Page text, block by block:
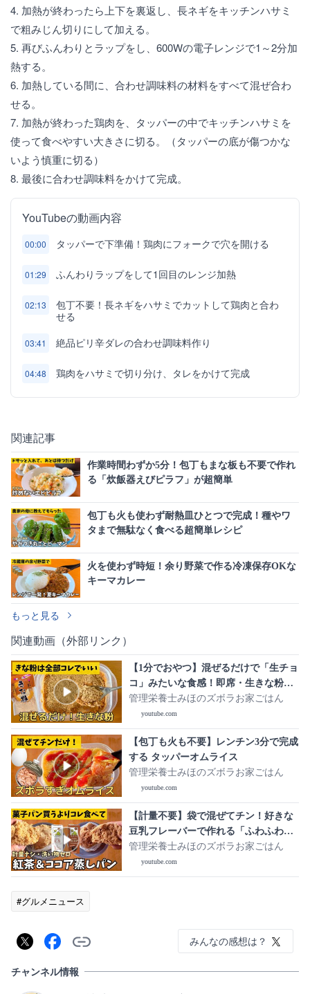
4. 加熱が終わったら上下を裏返し、長ネギをキッチンハサミ
で粗みじん切りにして加える。
5. 再びふんわりとラップをし、600Wの電子レンジで1～2分加
熱する。
6. 加熱している間に、合わせ調味料の材料をすべて混ぜ合わ
せる。
7. 加熱が終わった鶏肉を、タッパーの中でキッチンハサミを
使って食べやすい大きさに切る。（タッパーの底が傷つかな
いよう慎重に切る）
8. 最後に合わせ調味料をかけて完成。
YouTubeの動画内容
00:00 タッパーで下準備！鶏肉にフォークで穴を開ける
01:29 ふんわりラップをして1回目のレンジ加熱
02:13
包丁不要！長ネギをハサミでカットして鶏肉と合わ
せる
03:41 絶品ピリ辛ダレの合わせ調味料作り
04:48 鶏肉をハサミで切り分け、タレをかけて完成
関連記事
作業時間わずか5分！包丁もまな板も不要で作れ
る「炊飯器えびピラフ」が超簡単
包丁も火も使わず耐熱皿ひとつで完成！種やワ
タまで無駄なく食べる超簡単レシピ
火を使わず時短！余り野菜で作る冷凍保存OKな
キーマカレー
もっと見る
関連動画（外部リンク）
【1分でおやつ】混ぜるだけで「生チョ
コ」みたいな食感！即席・生きな粉の
作り方
管理栄養士みほのズボラお家ごはん
youtube.com
【包丁も火も不要】レンチン3分で完成
する タッパーオムライス
管理栄養士みほのズボラお家ごはん
youtube.com
【計量不要】袋で混ぜてチン！好きな
豆乳フレーバーで作れる「ふわふわ豆
乳蒸しパン」紅茶＆ココアバージョン
管理栄養士みほのズボラお家ごはん
youtube.com
#グルメニュース
みんなの感想は？
チャンネル情報